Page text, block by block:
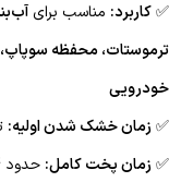
✅کاربرد: مناسب برای
ترموستات، محفظه
خودرویی
✅زمان خشک شدن اولیه:
✅زمان پخت کامل: حدود